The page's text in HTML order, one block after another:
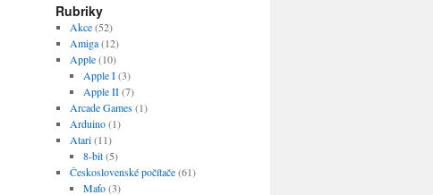
Rubriky
Akce(52)
Amiga(12)
Apple(10)
Apple I(3)
Apple II(7)
Arcade Games(1)
Arduino(1)
Atari(11)
8-bit(5)
Československé počítače(61)
Maťo(3)